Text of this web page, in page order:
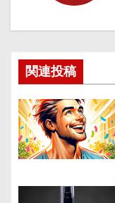
シ
ョ
ン
関連投稿